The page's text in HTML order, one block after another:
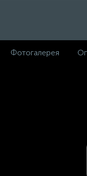
Фотогалерея